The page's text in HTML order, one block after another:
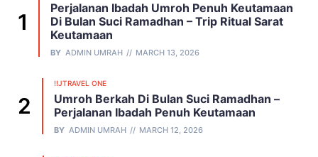
Perjalanan Ibadah Umroh Penuh Keutamaan
Di Bulan Suci Ramadhan – Trip Ritual Sarat
Keutamaan
BY ADMIN UMRAH MARCH 13, 2026
!!JTRAVEL ONE
Umroh Berkah Di Bulan Suci Ramadhan –
Perjalanan Ibadah Penuh Keutamaan
BY ADMIN UMRAH MARCH 12, 2026